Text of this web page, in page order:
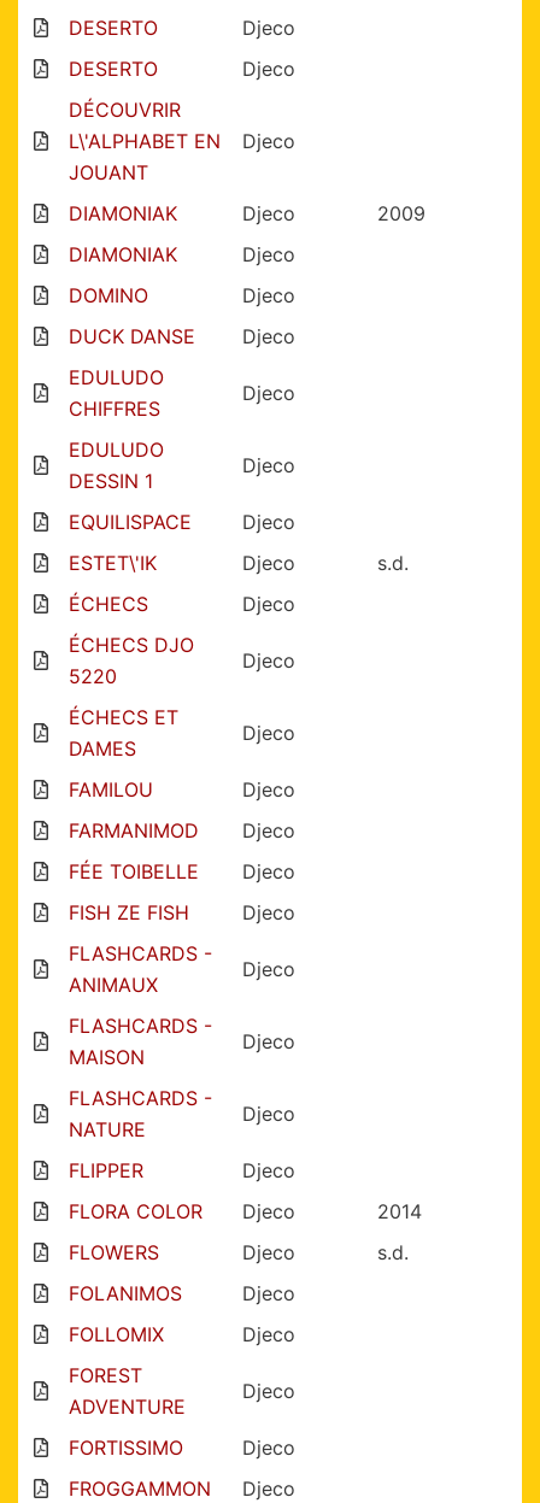
DESERTO
Djeco
DESERTO
Djeco
DÉCOUVRIR
L\'ALPHABET EN
JOUANT
Djeco
DIAMONIAK Djeco
2009
DIAMONIAK
Djeco
DOMINO
Djeco
DUCK DANSE
Djeco
EDULUDO
CHIFFRES
Djeco
EDULUDO
DESSIN 1
Djeco
EQUILISPACE
Djeco
ESTET\'IK
Djeco
s.d.
ÉCHECS
Djeco
ÉCHECS DJO
5220
Djeco
ÉCHECS ET
DAMES
Djeco
FAMILOU
Djeco
FARMANIMOD
Djeco
FÉE TOIBELLE
Djeco
FISH ZE FISH
Djeco
FLASHCARDS -
ANIMAUX
Djeco
FLASHCARDS -
MAISON
Djeco
FLASHCARDS -
NATURE
Djeco
FLIPPER
Djeco
FLORA COLOR
Djeco
2014
FLOWERS
Djeco
s.d.
FOLANIMOS
Djeco
FOLLOMIX
Djeco
FOREST
ADVENTURE
Djeco
FORTISSIMO
Djeco
FROGGAMMON
Djeco